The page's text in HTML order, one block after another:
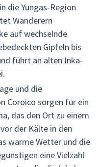
die Yungas-Region
Wanderern
auf wechselnde
Gipfeln bis
führt an alten Inka-
und die
Coroico sorgen für ein
das den Ort zu einem
der Kälte in den
warme Wetter und die
eine Vielzahl